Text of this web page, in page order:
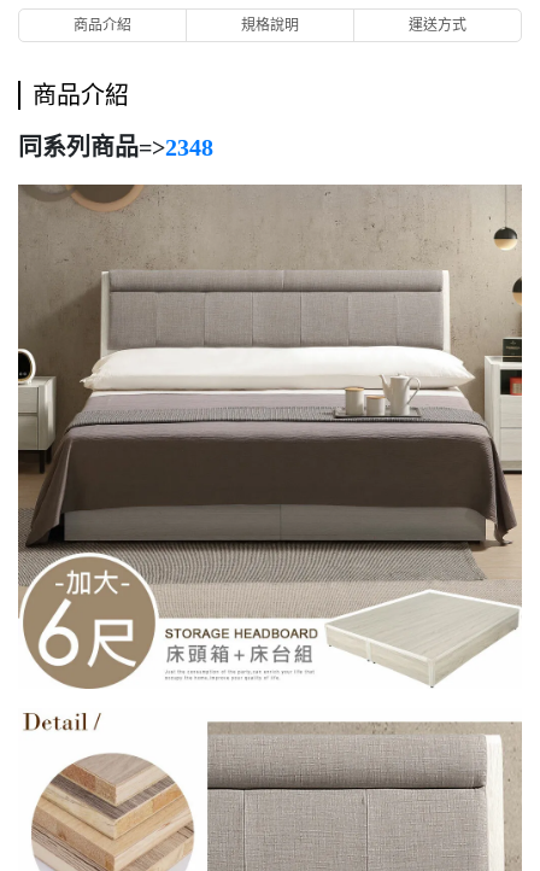
商品介紹 規格說明 運送方式
商品介紹
同系列商品=>2348